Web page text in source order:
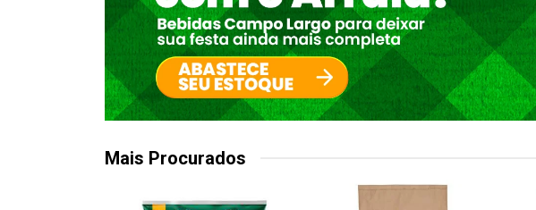
Mais Procurados